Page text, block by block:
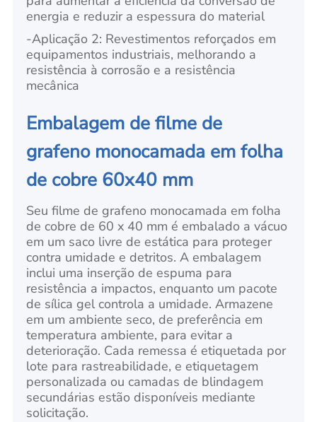
energia e reduzir a espessura do material
-Aplicação 2: Revestimentos reforçados em
equipamentos industriais, melhorando a
resistência à corrosão e a resistência
mecânica
Embalagem de filme de
grafeno monocamada em folha
de cobre 60x40 mm
Seu filme de grafeno monocamada em folha
de cobre de 60 x 40 mm é embalado a vácuo
em um saco livre de estática para proteger
contra umidade e detritos. A embalagem
inclui uma inserção de espuma para
resistência a impactos, enquanto um pacote
de sílica gel controla a umidade. Armazene
em um ambiente seco, de preferência em
temperatura ambiente, para evitar a
deterioração. Cada remessa é etiquetada por
lote para rastreabilidade, e etiquetagem
personalizada ou camadas de blindagem
secundárias estão disponíveis mediante
solicitação.